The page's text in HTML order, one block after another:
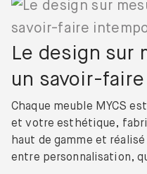
Le design sur
un savoir-
Chaque meuble MYCS
et votre esthétique,
haut de gamme et
entre personnalisation,